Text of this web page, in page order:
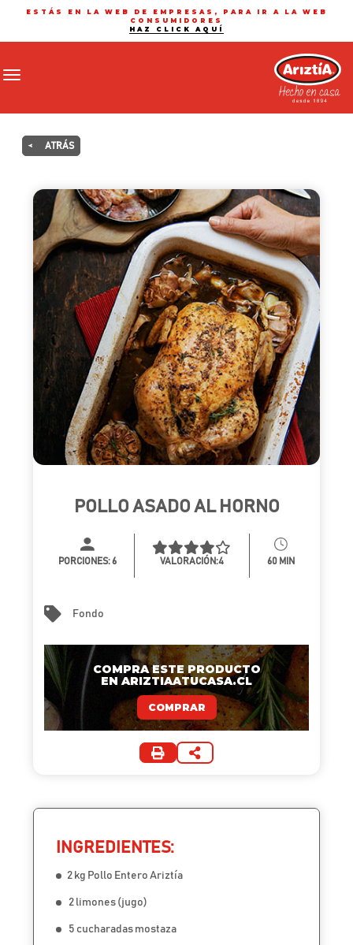
ESTÁS EN LA WEB DE EMPRESAS, PARA IR A LA WEB
CONSUMIDORES
HAZ CLICK AQUÍ
Toggle navigation
< ATRÁS
POLLO ASADO AL HORNO
PORCIONES:6 VALORACIÓN:4 60 MIN
Fondo
COMPRA ESTE PRODUCTO
EN ARIZTIAATUCASA.CL
COMPRAR
INGREDIENTES:
2 kg Pollo Entero Ariztía
2 limones (jugo)
5 cucharadas mostaza